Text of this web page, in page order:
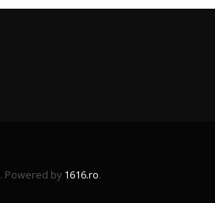
. Powered by 1616.ro.